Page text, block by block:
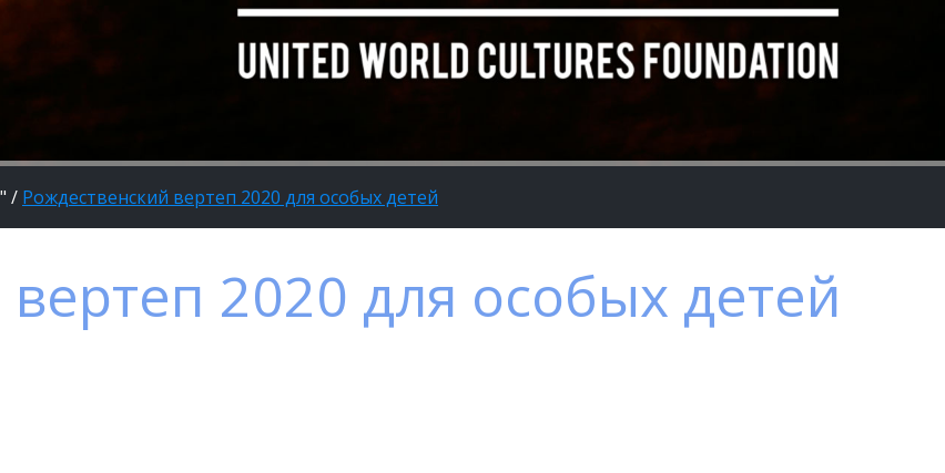
/ Рождественский вертеп 2020 для особых детей
2020 для особых детей